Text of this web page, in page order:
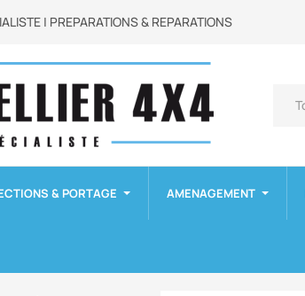
| PREPARATIONS & REPARATIONS
& PORTAGE AMENAGEMENT